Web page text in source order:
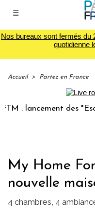
☰
Nos bureaux sont fermés du
quotidienne
Accueil > Partez en France
lancement des
My Home
nouvelle
4 chambres, 4